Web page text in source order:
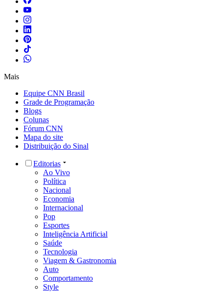
Mais
Equipe CNN Brasil
Grade de Programação
Blogs
Colunas
Fórum CNN
Mapa do site
Distribuição do Sinal
Editorias
Ao Vivo
Política
Nacional
Economia
Internacional
Pop
Esportes
Inteligência Artificial
Saúde
Tecnologia
Viagem & Gastronomia
Auto
Comportamento
Style